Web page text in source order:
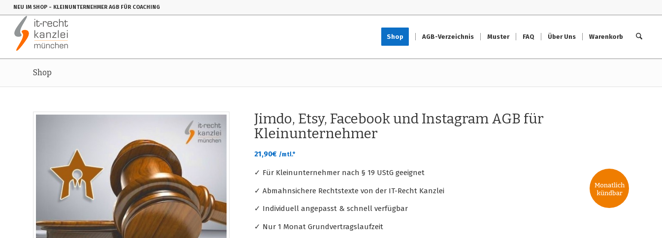
NEU IM SHOP - KLEINUNTERNEHMER AGB FÜR COACHING
Shop AGB-Verzeichnis Muster FAQ Über Uns Warenkorb
Shop
Jimdo, Etsy, Facebook und Instagram AGB für
Kleinunternehmer
21,90€ /mtl.*
✓ Für Kleinunternehmer nach § 19 UStG geeignet
✓ Abmahnsichere Rechtstexte von der IT-Recht Kanzlei
✓ Individuell angepasst & schnell verfügbar
✓ Nur 1 Monat Grundvertragslaufzeit